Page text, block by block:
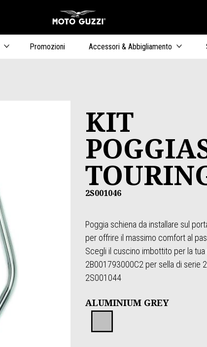
Promozioni Accessori & Abbigliamento
KIT
2S001046
Poggia schiena da installare sul
per offrire il massimo comfort al
Scegli il cuscino imbottito per la
2B001793000C2 per sella di serie
2S001044
ALUMINIUM GREY
Aluminium